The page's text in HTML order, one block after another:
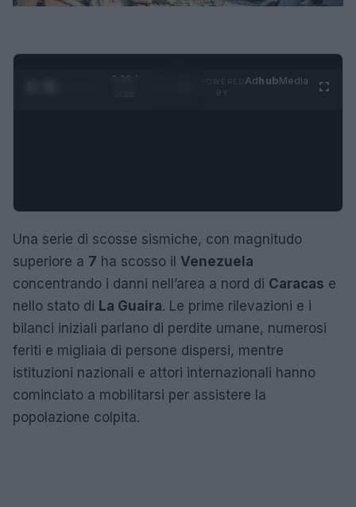
0:29 /
AdhubMedia
Una serie di scosse sismiche, con magnitudo
superiore a 7 ha scosso il Venezuela
concentrando i danni nell’area a nord di Caracas e
nello stato di La Guaira. Le prime rilevazioni e i
bilanci iniziali parlano di perdite umane, numerosi
feriti e migliaia di persone dispersi, mentre
istituzioni nazionali e attori internazionali hanno
cominciato a mobilitarsi per assistere la
popolazione colpita.